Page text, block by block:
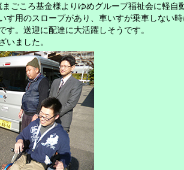
まごころ基金様よりゆめグループ福祉会に軽自
す用のスロープがあり、車いすが乗車しない時
す。送迎に配達に大活躍しそうです。
いました。